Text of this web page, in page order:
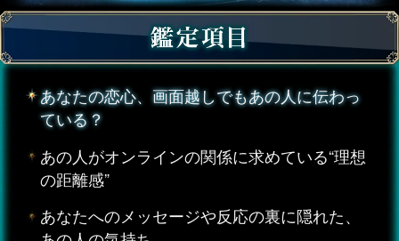
あなたの恋心、画面越しでもあの人に伝わっ
ている？
あの人がオンラインの関係に求めている“理想
の距離感”
あなたへのメッセージや反応の裏に隠れた、